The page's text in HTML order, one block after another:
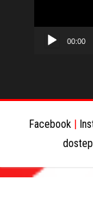
00:00
Facebook |